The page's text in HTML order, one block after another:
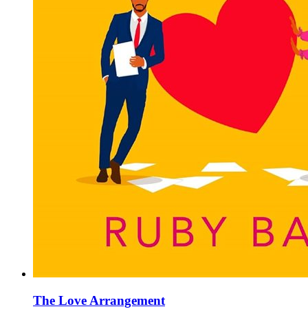
The Love Arrangement